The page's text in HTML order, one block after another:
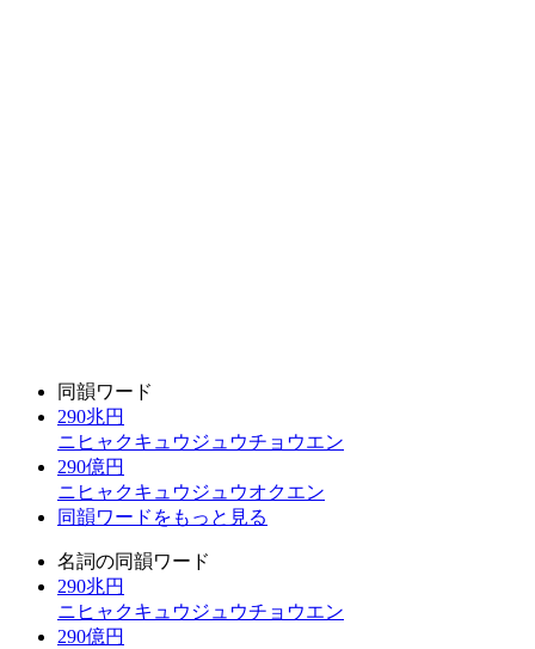
同韻ワード
290兆円
ニヒャクキュウジュウチョウエン
290億円
ニヒャクキュウジュウオクエン
同韻ワードをもっと見る
名詞の同韻ワード
290兆円
ニヒャクキュウジュウチョウエン
290億円